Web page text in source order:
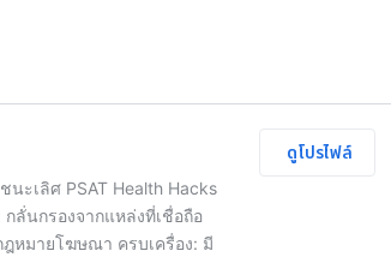
ะเลิศ PSAT Health Hacks
ลั่นกรองจากแหล่งที่เชื่อถือ
ฎหมายโฆษณา ครบเครื่อง: มี
ดูโปรไฟล์